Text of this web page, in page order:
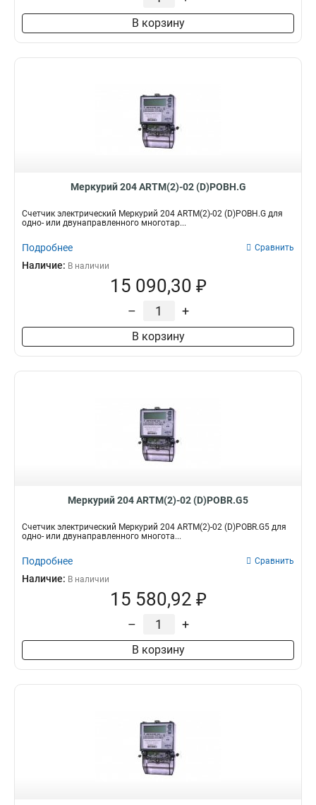
В корзину
Меркурий 204 ARTM(2)-02 (D)POBH.G
Счетчик электрический Меркурий 204 ARTM(2)-02 (D)POBH.G для
одно- или двунаправленного многотар...
Подробнее Сравнить
Наличие: В наличии
15 090,30 ₽
– +
В корзину
Меркурий 204 ARTM(2)-02 (D)POBR.G5
Счетчик электрический Меркурий 204 ARTM(2)-02 (D)POBR.G5 для
одно- или двунаправленного многота...
Подробнее Сравнить
Наличие: В наличии
15 580,92 ₽
– +
В корзину